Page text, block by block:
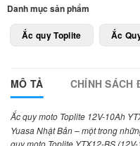
Danh mục sản phẩm
Ắc quy Toplite Ắc
MÔ TẢ CHÍNH SÁCH
Ắc quy moto Toplite 12V-10Ah
Yuasa Nhật Bản – một trong